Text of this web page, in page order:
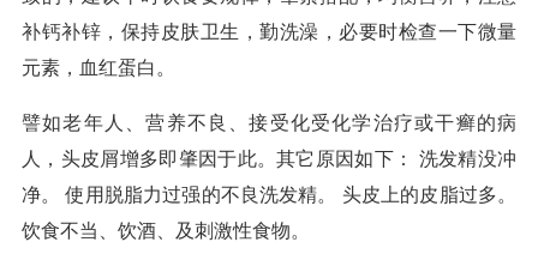
补钙补锌，保持皮肤卫生，勤洗澡，必要时检查一下微量
元素，血红蛋白。
譬如老年人、营养不良、接受化受化学治疗或干癣的病
人，头皮屑增多即肇因于此。其它原因如下： 洗发精没冲
净。 使用脱脂力过强的不良洗发精。 头皮上的皮脂过多。
饮食不当、饮酒、及刺激性食物。